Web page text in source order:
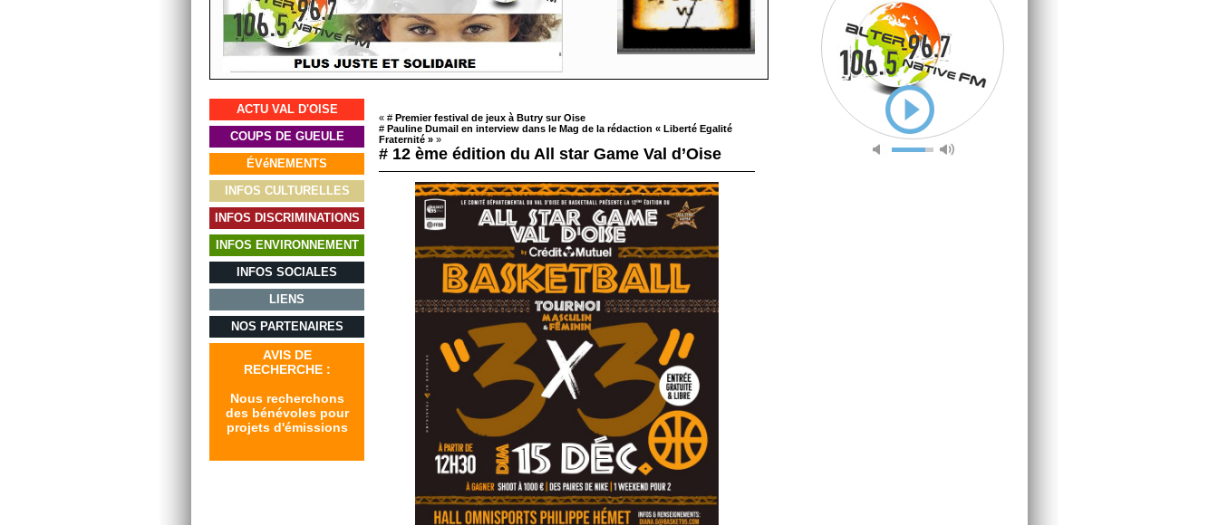
ACTU VAL D'OISE
COUPS DE GUEULE
ÉVéNEMENTS
INFOS CULTURELLES
INFOS DISCRIMINATIONS
INFOS ENVIRONNEMENT
INFOS SOCIALES
LIENS
NOS PARTENAIRES
AVIS DE
RECHERCHE :
Nous recherchons
des bénévoles pour
projets d'émissions
« # Premier festival de jeux à Butry sur Oise
# Pauline Dumail en interview dans le Mag de la rédaction « Liberté Egalité
Fraternité » »
# 12 ème édition du All star Game Val d’Oise